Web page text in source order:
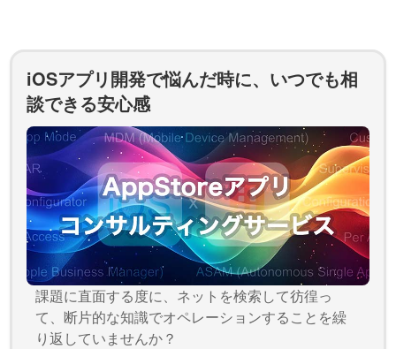
iOSアプリ開発で悩んだ時に、いつでも相
談できる安心感
課題に直面する度に、ネットを検索して彷徨っ
て、断片的な知識でオペレーションすることを繰
り返していませんか？